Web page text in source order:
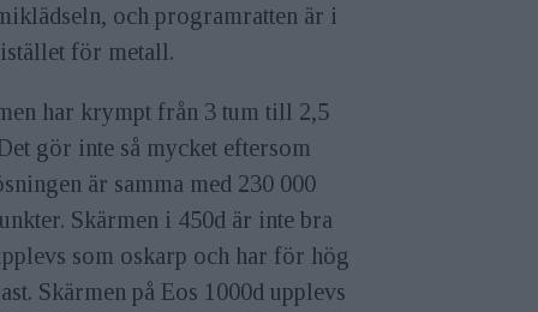
och programratten är i
för metall.
har krympt från 3 tum till 2,5
gör inte så mycket eftersom
är samma med 230 000
Skärmen i 450d är inte bra
som oskarp och har för hög
Skärmen på Eos 1000d upplevs